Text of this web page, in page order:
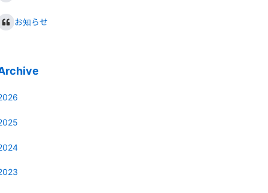
お知らせ